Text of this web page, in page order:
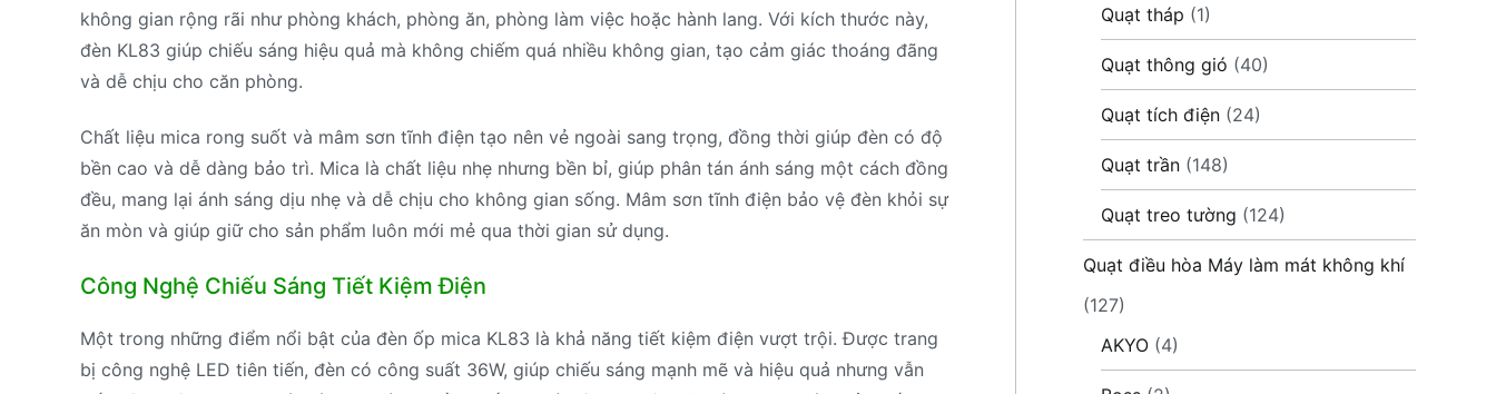
không gian rộng rãi như phòng khách, phòng ăn, phòng làm việc hoặc hành lang. Với kích thước này,
đèn KL83 giúp chiếu sáng hiệu quả mà không chiếm quá nhiều không gian, tạo cảm giác thoáng đãng
và dễ chịu cho căn phòng.
Chất liệu mica rong suốt và mâm sơn tĩnh điện tạo nên vẻ ngoài sang trọng, đồng thời giúp đèn có độ
bền cao và dễ dàng bảo trì. Mica là chất liệu nhẹ nhưng bền bỉ, giúp phân tán ánh sáng một cách đồng
đều, mang lại ánh sáng dịu nhẹ và dễ chịu cho không gian sống. Mâm sơn tĩnh điện bảo vệ đèn khỏi sự
ăn mòn và giúp giữ cho sản phẩm luôn mới mẻ qua thời gian sử dụng.
Công Nghệ Chiếu Sáng Tiết Kiệm Điện
Một trong những điểm nổi bật của đèn ốp mica KL83 là khả năng tiết kiệm điện vượt trội. Được trang
bị công nghệ LED tiên tiến, đèn có công suất 36W, giúp chiếu sáng mạnh mẽ và hiệu quả nhưng vẫn
Quạt tháp (1)
Quạt thông gió (40)
Quạt tích điện (24)
Quạt trần (148)
Quạt treo tường (124)
Quạt điều hòa Máy làm mát không khí
(127)
AKYO (4)